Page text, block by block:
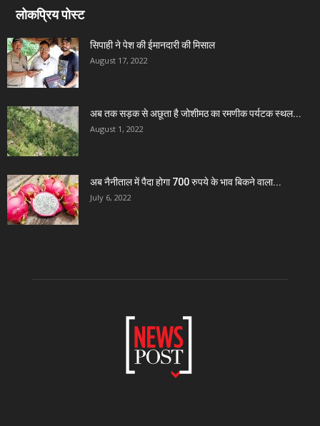
लोकप्रिय पोस्ट
सिपाही ने पेश की ईमानदारी की मिसाल
August 17, 2022
अब तक सड़क से अछूता है जोशीमठ का रमणीक पर्यटक स्थल...
August 1, 2022
अब नैनीताल में पैदा होगा 700 रुपये के भाव बिकने वाला...
July 6, 2022